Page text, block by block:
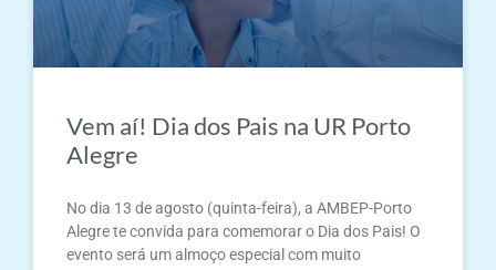
Vem aí! Dia dos Pais na UR Porto
Alegre
No dia 13 de agosto (quinta-feira), a AMBEP-Porto
Alegre te convida para comemorar o Dia dos Pais! O
evento será um almoço especial com muito